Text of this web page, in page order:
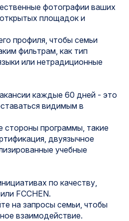
фотографии ваших
площадок и
профиля, чтобы семьи
фильтрам, как тип
или нетрадиционные
каждые 60 дней - это
видимым в
стороны программы, такие
двуязычное
учебные
по качеству,
FCCHEN.
на запросы семьи, чтобы
взаимодействие.